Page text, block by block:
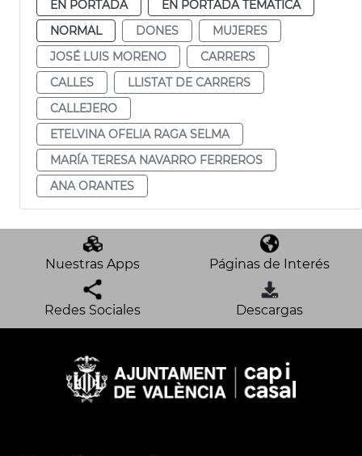
EN PORTADA
EN PORTADA TEMÁTICA
NORMAL
DONES
MUJERES
JOSÉ LUIS MORENO
CARRERS
CALLES
LLISTAT DE CARRERS
CALLEJERO
ETELVINA OFELIA RAGA SELMA
MARÍA TERESA NAVARRO FERREROS
ANA ORANTES
Nuestras Apps Páginas de Interés
Redes Sociales Descargas